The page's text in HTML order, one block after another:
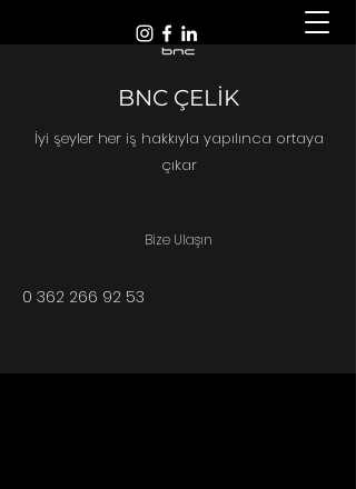
BNC ÇELİK
İyi şeyler her iş hakkıyla yapılınca ortaya
çıkar
Bize Ulaşın
0 362 266 92 53